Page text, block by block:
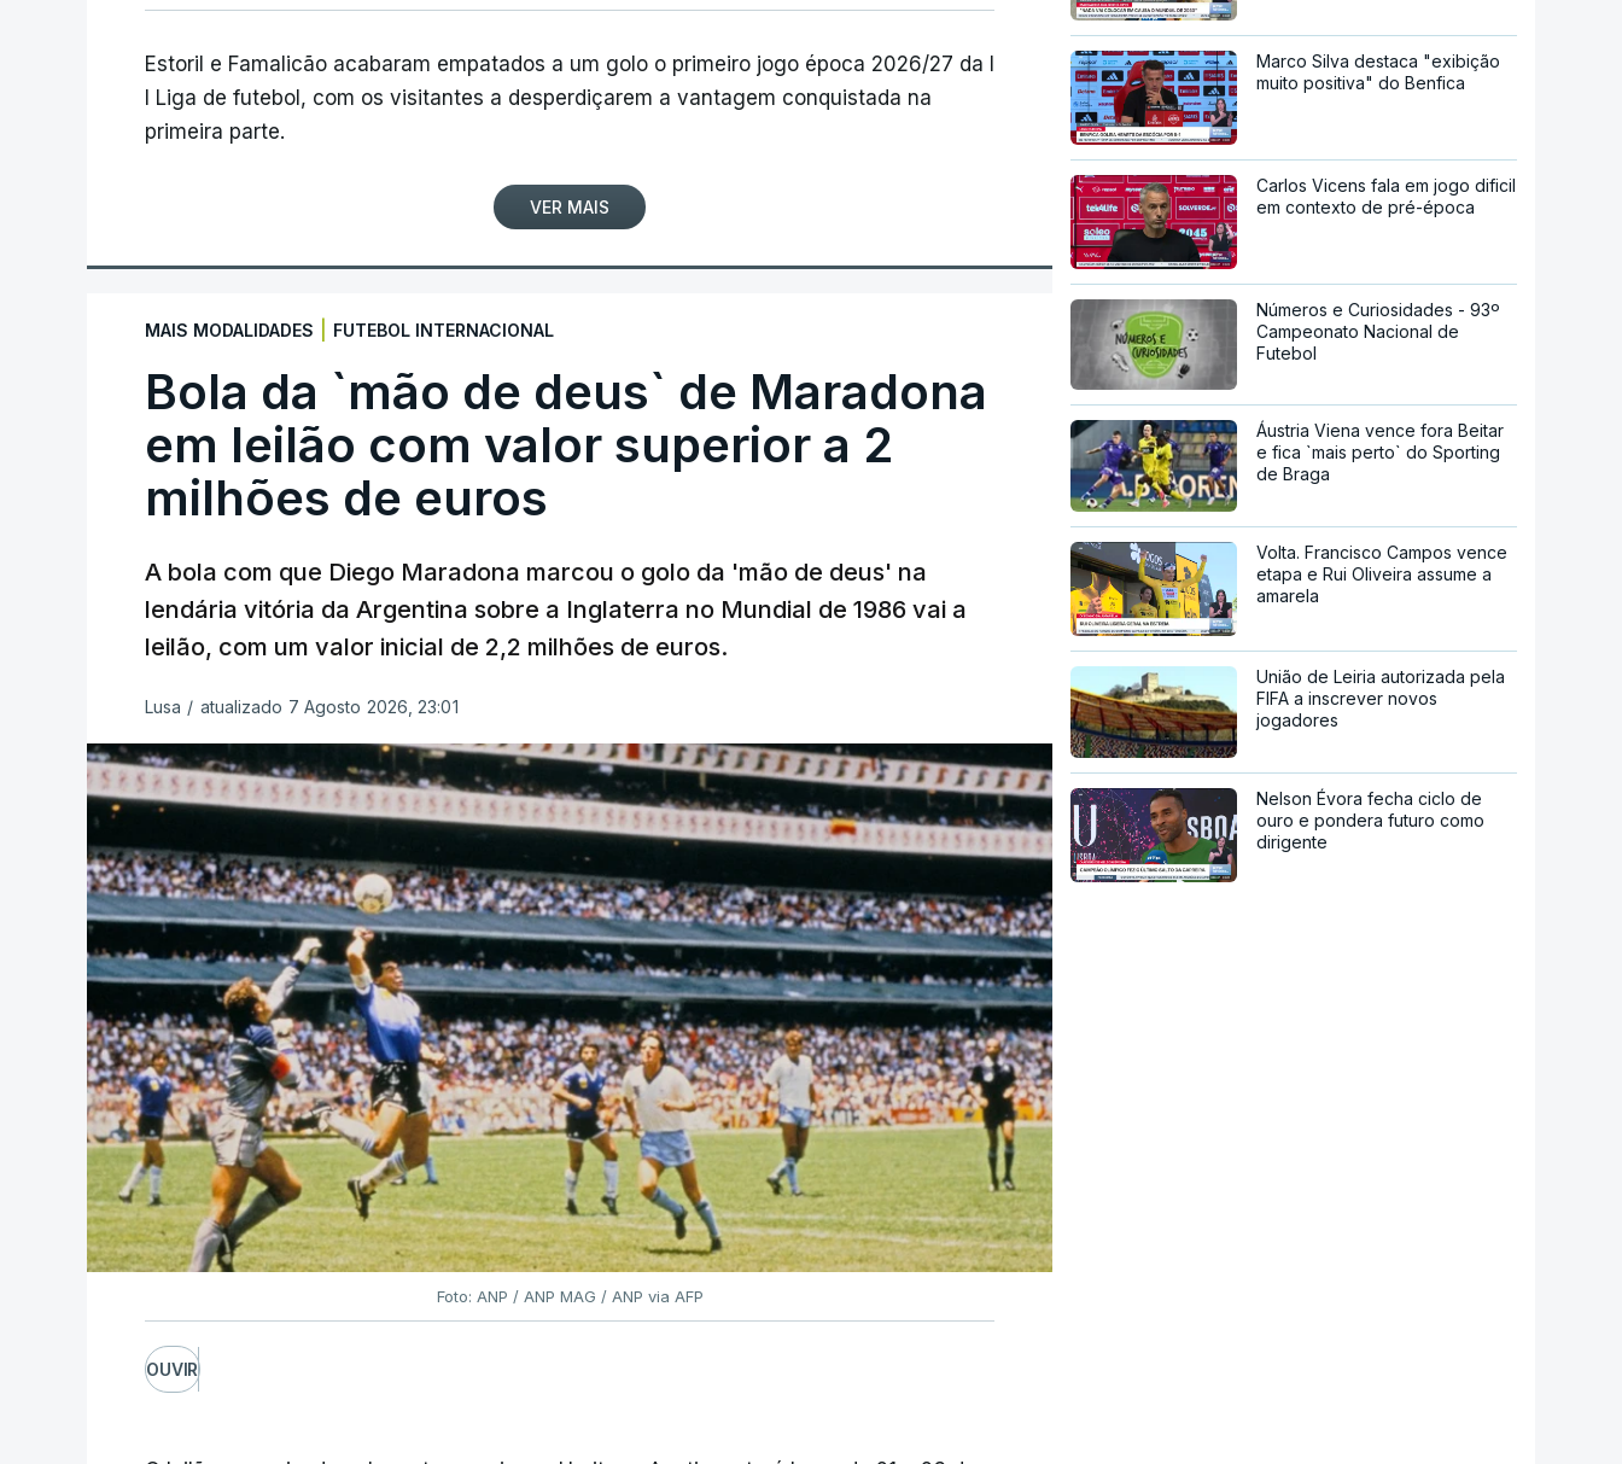
Estoril e Famalicão acabaram empatados a um golo o primeiro jogo época 2026/27 da I
I Liga de futebol, com os visitantes a desperdiçarem a vantagem conquistada na
primeira parte.
VER MAIS
MAIS MODALIDADES FUTEBOL INTERNACIONAL
Bola da `mão de deus` de Maradona
em leilão com valor superior a 2
milhões de euros
A bola com que Diego Maradona marcou o golo da 'mão de deus' na
lendária vitória da Argentina sobre a Inglaterra no Mundial de 1986 vai a
leilão, com um valor inicial de 2,2 milhões de euros.
Lusa / atualizado 7 Agosto 2026, 23:01
Foto: ANP / ANP MAG / ANP via AFP
OUVIR
Marco Silva destaca "exibição
muito positiva" do Benfica
Carlos Vicens fala em jogo dificil
em contexto de pré-época
Números e Curiosidades - 93º
Campeonato Nacional de
Futebol
Áustria Viena vence fora Beitar
e fica `mais perto` do Sporting
de Braga
Volta. Francisco Campos vence
etapa e Rui Oliveira assume a
amarela
União de Leiria autorizada pela
FIFA a inscrever novos
jogadores
Nelson Évora fecha ciclo de
ouro e pondera futuro como
dirigente